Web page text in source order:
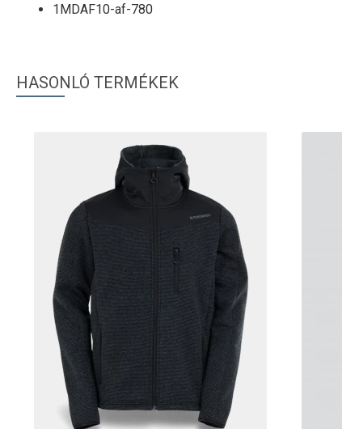
1MDAF10-af-780
HASONLÓ TERMÉKEK